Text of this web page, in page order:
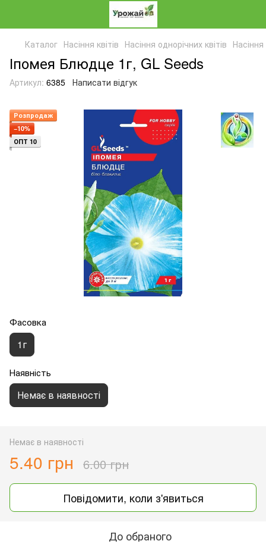
Каталог Насіння квітів Насіння однорічних квітів Насіння
Іпомея Блюдце 1г, GL Seeds
Артикул: 6385 Написати відгук
Розпродаж
−10%
ОПТ 10
Фасовка
1г
Наявність
Немає в наявності
Немає в наявності
5.40 грн 6.00 грн
Повідомити, коли з'явиться
До обраного